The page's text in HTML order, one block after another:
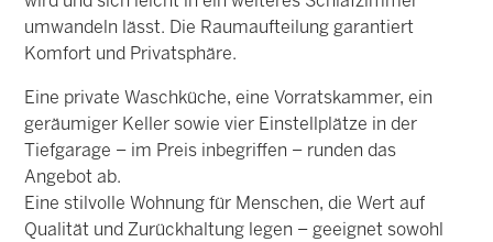
umwandeln lässt. Die Raumaufteilung garantiert
Komfort und Privatsphäre.
Eine private Waschküche, eine Vorratskammer, ein
geräumiger Keller sowie vier Einstellplätze in der
Tiefgarage – im Preis inbegriffen – runden das
Angebot ab.
Eine stilvolle Wohnung für Menschen, die Wert auf
Qualität und Zurückhaltung legen – geeignet sowohl